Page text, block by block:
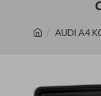
AUDI A4